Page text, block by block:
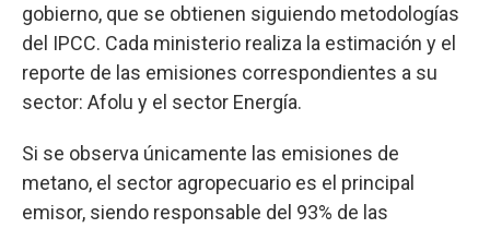
gobierno, que se obtienen siguiendo metodologías
del IPCC. Cada ministerio realiza la estimación y el
reporte de las emisiones correspondientes a su
sector: Afolu y el sector Energía.
Si se observa únicamente las emisiones de
metano, el sector agropecuario es el principal
emisor, siendo responsable del 93% de las